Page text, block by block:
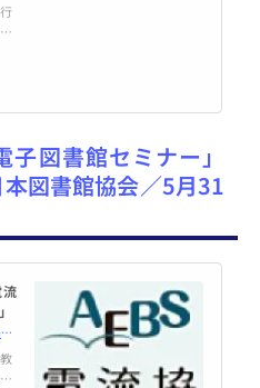
図書館セミナー」
本図書館協会／5月31
https://aebs.or.jp/seminar20240531.html